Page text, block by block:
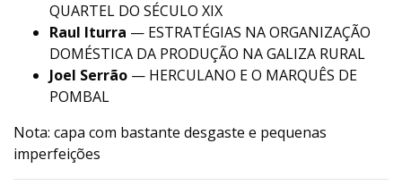
QUARTEL DO SÉCULO XIX
Raul Iturra — ESTRATÉGIAS NA ORGANIZAÇÃO
DOMÉSTICA DA PRODUÇÃO NA GALIZA RURAL
Joel Serrão — HERCULANO E O MARQUÊS DE
POMBAL
Nota: capa com bastante desgaste e pequenas
imperfeições